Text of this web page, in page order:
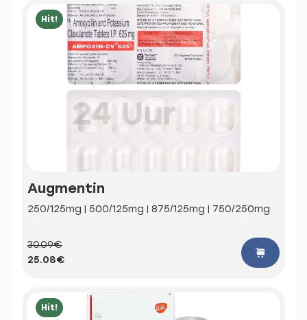
Hit!
Augmentin
250/125mg | 500/125mg | 875/125mg | 750/250mg
30.09€
25.08€
Hit!